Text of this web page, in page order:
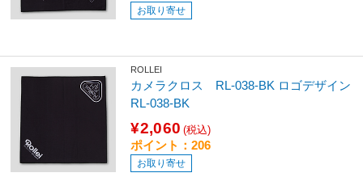
お取り寄せ
ROLLEI
カメラクロス RL-038-BK ロゴデザイン
RL-038-BK
¥2,060 (税込)
ポイント：206
お取り寄せ